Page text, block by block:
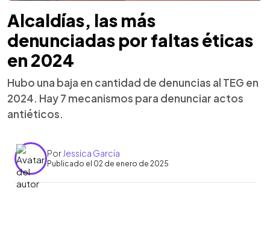
Alcaldías, las más
denunciadas por faltas éticas
en 2024
Hubo una baja en cantidad de denuncias al TEG en
2024. Hay 7 mecanismos para denunciar actos
antiéticos.
Por Jessica García
Publicado el 02 de enero de 2025